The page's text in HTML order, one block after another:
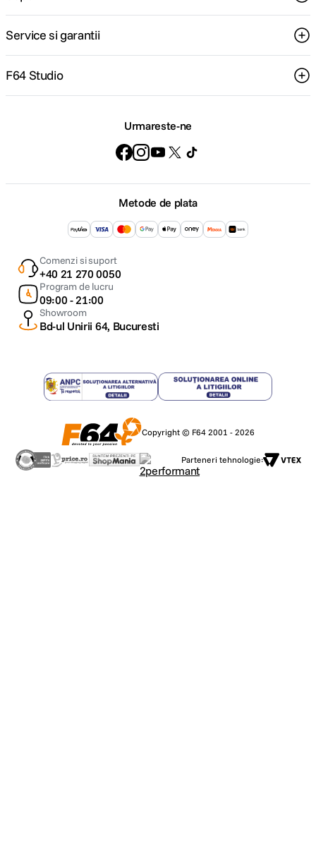
Service si garantii
F64 Studio
Urmareste-ne
Metode de plata
Comenzi si suport
+40 21 270 0050
Program de lucru
09:00 - 21:00
Showroom
Bd-ul Unirii 64, Bucuresti
Copyright © F64 2001 - 2026
Parteneri tehnologie: